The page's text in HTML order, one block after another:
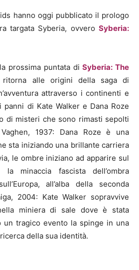
hanno oggi pubblicato il prologo
targata Syberia, ovvero Syberia:
prossima puntata diSyberia: The
alle origini della saga di
attraverso i continenti e
panni di Kate Walker e Dana Roze
di misteri che sono rimasti sepolti
1937: Dana Roze è una
sta iniziando una brillante carriera
le ombre iniziano ad apparire sul
minaccia fascista dell’ombra
all’alba della seconda
2004: Kate Walker sopravvive
miniera di sale dove è stata
un tragico evento la spinge in una
della sua identità.